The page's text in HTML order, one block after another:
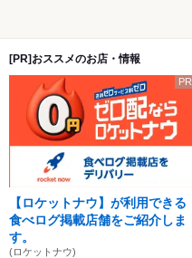
[PR]おススメのお店・情報
PR
【ロケットナウ】が利用できる
食べログ掲載店舗をご紹介しま
す。
(ロケットナウ)